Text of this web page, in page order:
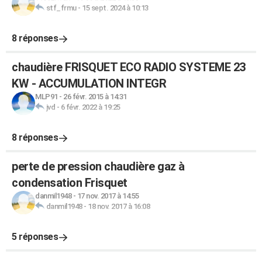
stf_frmu- 15 sept. 2024 à 10:13
8 réponses
chaudière FRISQUET ECO RADIO SYSTEME 23
KW - ACCUMULATION INTEGR
MLP91 - 26 févr. 2015 à 14:31
jvd - 6 févr. 2022 à 19:25
8 réponses
perte de pression chaudière gaz à
condensation Frisquet
danmil1948- 17 nov. 2017 à 14:55
danmil1948- 18 nov. 2017 à 16:08
5 réponses